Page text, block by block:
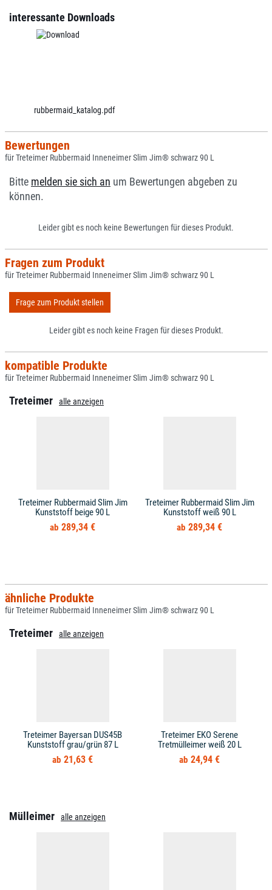
interessante Downloads
rubbermaid_katalog.pdf
Bewertungen
für Treteimer Rubbermaid Inneneimer Slim Jim® schwarz 90 L
Bitte melden sie sich an um Bewertungen abgeben zu
können.
Leider gibt es noch keine Bewertungen für dieses Produkt.
Fragen zum Produkt
für Treteimer Rubbermaid Inneneimer Slim Jim® schwarz 90 L
Frage zum Produkt stellen
Leider gibt es noch keine Fragen für dieses Produkt.
kompatible Produkte
für Treteimer Rubbermaid Inneneimer Slim Jim® schwarz 90 L
Treteimer alle anzeigen
Treteimer Rubbermaid Slim Jim
Kunststoff beige 90 L
289,34 €
Treteimer Rubbermaid Slim Jim
Kunststoff weiß 90 L
289,34 €
ähnliche Produkte
für Treteimer Rubbermaid Inneneimer Slim Jim® schwarz 90 L
Treteimer alle anzeigen
Treteimer Bayersan DUS45B
Kunststoff grau/grün 87 L
21,63 €
Treteimer EKO Serene
Tretmülleimer weiß 20 L
24,94 €
Mülleimer alle anzeigen